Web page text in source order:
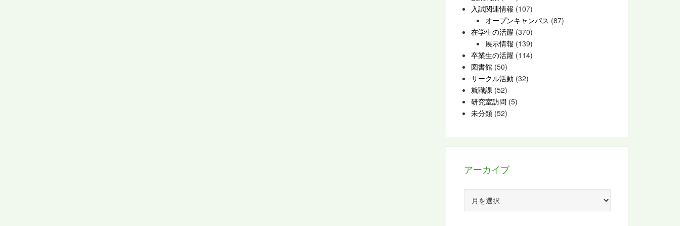
入試関連情報 (107)
オープンキャンパス (87)
在学生の活躍 (370)
展示情報 (139)
卒業生の活躍 (114)
図書館 (50)
サークル活動 (32)
就職課 (52)
研究室訪問 (5)
未分類 (52)
アーカイブ
カ